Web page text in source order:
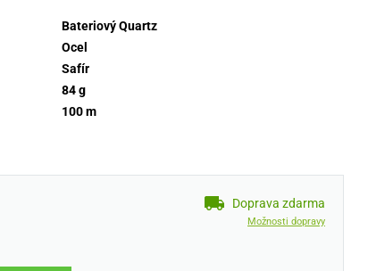
Bateriový Quartz
Ocel
Safír
84 g
100 m
Doprava zdarma
Možnosti dopravy